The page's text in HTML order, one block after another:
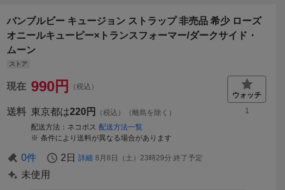
バンブルビー キュージョン ストラップ 非売品 希少 ローズ
オニールキューピー×トランスフォーマー/ダークサイド・
ムーン
ストア
現在 990円 （税込）
送料 東京都は220円
（税込）（離島を除く）
配送方法
ネコポス 配送方法一覧
条件により送料が異なる場合があります
1
0件 2日 詳細 8月8日（土）23時29分 終了予定
未使用